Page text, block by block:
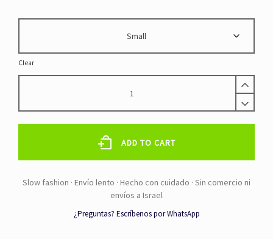
Clear
BAñO
JUNGLE
DE
ADD TO CART
¿Preguntas? Escríbenos por WhatsApp